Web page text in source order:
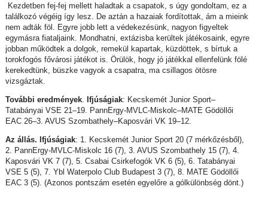
Kezdetben fej-fej mellett haladtak a csapatok, s úgy gondoltam, ez a
találkozó végéig így lesz. De aztán a hazaiak fordítottak, ám a mieink
nem adták föl. Egyre jobb lett a védekezésünk, nagyon figyeltek
egymásra fiataljaink. Mondhatni, extázisba kerültek játékosaink, egyre
jobban működtek a dolgok, remekül kapartak, küzdöttek, s bírtuk a
torokfogós fővárosi játékot is. Örülök, hogy jó játékkal ellenfelünk fölé
kerekedtünk, büszke vagyok a csapatra, ma csillagos ötösre
vizsgáztak.
További eredmények. Ifjúságiak: Kecskemét Junior Sport–
Tatabányai VSE 21–19. PannErgy-MVLC-Miskolc–MATE Gödöllői
EAC 26–3. AVUS Szombathely–Kaposvári VK 19–12.
Az állás. Ifjúságiak: 1. Kecskemét Junior Sport 20 (7 mérkőzésből),
2. PannErgy-MVLC-Miskolc 16 (7), 3. AVUS Szombathely 15 (7), 4.
Kaposvári VK 7 (7), 5. Csabai Csirkefogók VK 6 (5), 6. Tatabányai
VSE 5 (5), 7. Ybl Waterpolo Club Budapest 3 (7), 8. MATE Gödöllői
EAC 3 (5). (Azonos pontszám esetén egyelőre a gólkülönbség dönt.)